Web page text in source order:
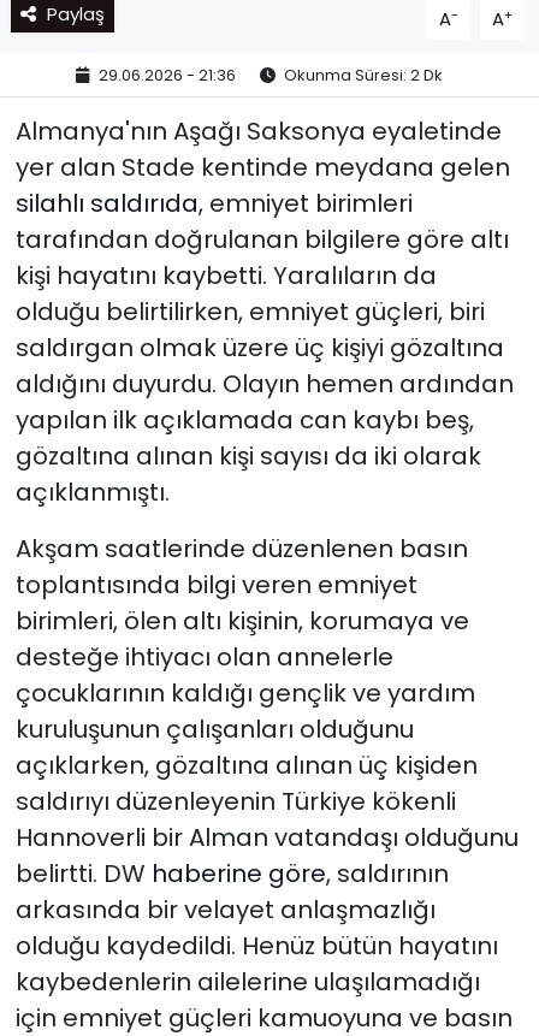
Paylaş A- A+
29.06.2026 - 21:36 Okunma Süresi: 2 Dk
Almanya'nın Aşağı Saksonya eyaletinde
yer alan Stade kentinde meydana gelen
silahlı saldırıda, emniyet birimleri
tarafından doğrulanan bilgilere göre altı
kişi hayatını kaybetti. Yaralıların da
olduğu belirtilirken, emniyet güçleri, biri
saldırgan olmak üzere üç kişiyi gözaltına
aldığını duyurdu. Olayın hemen ardından
yapılan ilk açıklamada can kaybı beş,
gözaltına alınan kişi sayısı da iki olarak
açıklanmıştı.
Akşam saatlerinde düzenlenen basın
toplantısında bilgi veren emniyet
birimleri, ölen altı kişinin, korumaya ve
desteğe ihtiyacı olan annelerle
çocuklarının kaldığı gençlik ve yardım
kuruluşunun çalışanları olduğunu
açıklarken, gözaltına alınan üç kişiden
saldırıyı düzenleyenin Türkiye kökenli
Hannoverli bir Alman vatandaşı olduğunu
belirtti. DW haberine göre, saldırının
arkasında bir velayet anlaşmazlığı
olduğu kaydedildi. Henüz bütün hayatını
kaybedenlerin ailelerine ulaşılamadığı
için emniyet güçleri kamuoyuna ve basın